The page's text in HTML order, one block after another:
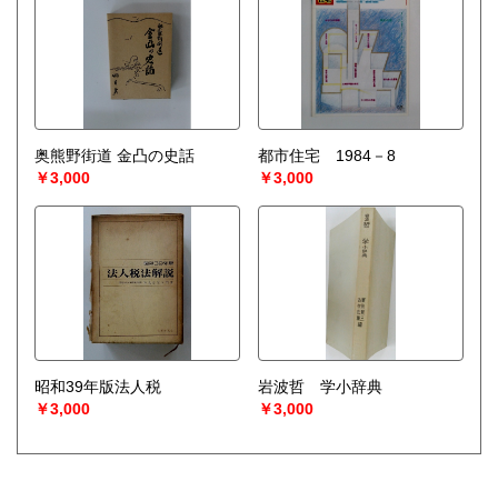
奥熊野街道 金凸の史話
￥3,000
都市住宅 1984－8
￥3,000
昭和39年版法人税
￥3,000
岩波哲 学小辞典
￥3,000